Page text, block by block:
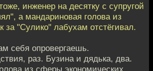
инженер на десятку с супругой
а мандариновая голова из
за "Сулико" лабухам отстёгивал.
себя опровергаешь.
раз. Бузина и дядька, два.